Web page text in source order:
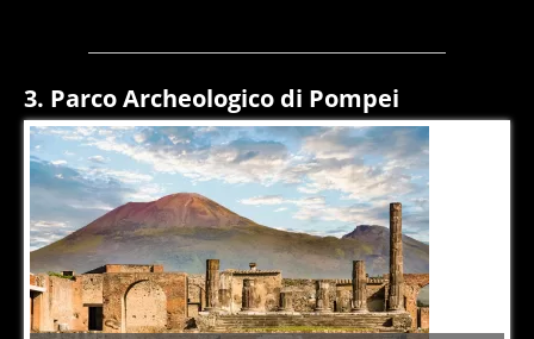
3. Parco Archeologico di Pompei